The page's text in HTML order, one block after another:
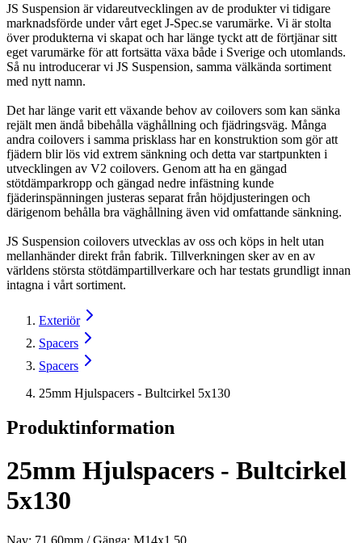
JS Suspension är vidareutvecklingen av de produkter vi tidigare
marknadsförde under vårt eget J-Spec.se varumärke. Vi är stolta
över produkterna vi skapat och har länge tyckt att de förtjänar sitt
eget varumärke för att fortsätta växa både i Sverige och utomlands.
Så nu introducerar vi JS Suspension, samma välkända sortiment
med nytt namn.
Det har länge varit ett växande behov av coilovers som kan sänka
rejält men ändå bibehålla väghållning och fjädringsväg. Många
andra coilovers i samma prisklass har en konstruktion som gör att
fjädern blir lös vid extrem sänkning och detta var startpunkten i
utvecklingen av V2 coilovers. Genom att ha en gängad
stötdämparkropp och gängad nedre infästning kunde
fjäderinspänningen justeras separat från höjdjusteringen och
därigenom behålla bra väghållning även vid omfattande sänkning.
JS Suspension coilovers utvecklas av oss och köps in helt utan
mellanhänder direkt från fabrik. Tillverkningen sker av en av
världens största stötdämpartillverkare och har testats grundligt innan
intagna i vårt sortiment.
Exteriör
Spacers
Spacers
25mm Hjulspacers - Bultcirkel 5x130
Produktinformation
25mm Hjulspacers - Bultcirkel
5x130
Nav: 71.60mm / Gänga: M14x1.50